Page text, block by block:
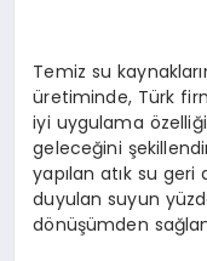
Temiz su
üretiminde, Türk
iyi uygulama
geleceğini
yapılan atık su
duyulan suyun
dönüşümden